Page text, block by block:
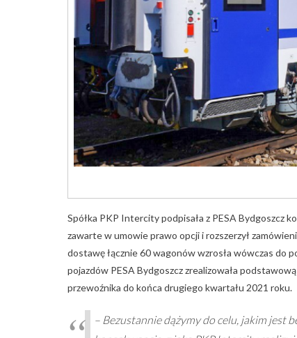
Spółka PKP Intercity podpisała z PESA
zawarte w umowie prawo opcji i rozszerzył
dostawę łącznie 60 wagonów wzrosła wówczas do
pojazdów PESA Bydgoszcz zrealizowała
przewoźnika do końca drugiego kwartału 2021 roku.
– Bezustannie dążymy do celu, jakim jest